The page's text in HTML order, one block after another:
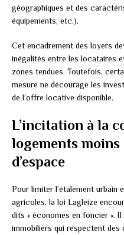
géographiques et des
équipements, etc.).
Cet encadrement des loyers
inégalités entre les locataires
zones tendues. Toutefois,
mesure ne décourage les
de l’offre locative disponible.
L’incitation à la
logements
d’espace
Pour limiter l’étalement urbain
agricoles, la loi Lagleize
dits « économes en foncier ».
immobiliers qui respectent